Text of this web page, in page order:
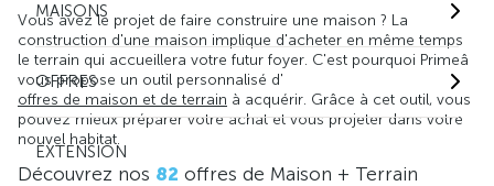
MAISONS
OFFRES
EXTENSION
Vous avez le projet de faire construire une maison ? La
construction d'une maison implique d'acheter en même temps
le terrain qui accueillera votre futur foyer. C'est pourquoi Primeâ
vous propose un outil personnalisé d'
offres de maison et de terrain à acquérir. Grâce à cet outil, vous
pouvez mieux préparer votre achat et vous projeter dans votre
nouvel habitat.
Découvrez nos 82 offres de Maison + Terrain